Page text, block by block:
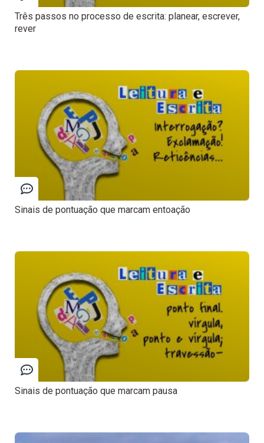
Três passos no processo de escrita: planear, escrever,
rever
Sinais de pontuação que marcam entoação
Sinais de pontuação que marcam pausa